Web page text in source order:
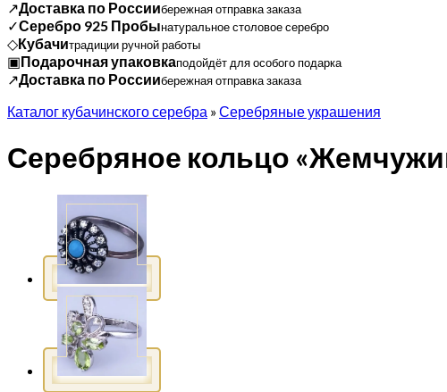
↗Доставка по Россиибережная отправка заказа
✓Серебро 925 Пробынатуральное столовое серебро
◇Кубачитрадиции ручной работы
▣Подарочная упаковкаподойдёт для особого подарка
↗Доставка по Россиибережная отправка заказа
Каталог кубачинского серебра »Серебряные украшения
Серебряное кольцо